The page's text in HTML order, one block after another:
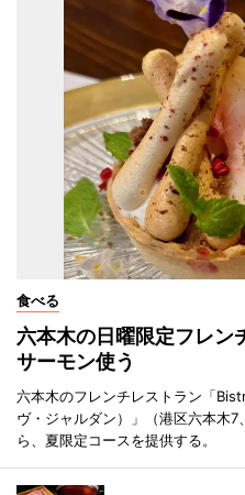
食べる
六本木の日曜限定フレ
サーモン使う
六本木のフレンチレストラン「
ヴ・ジャルダン）」（港区六本木
ら、夏限定コースを提供する。